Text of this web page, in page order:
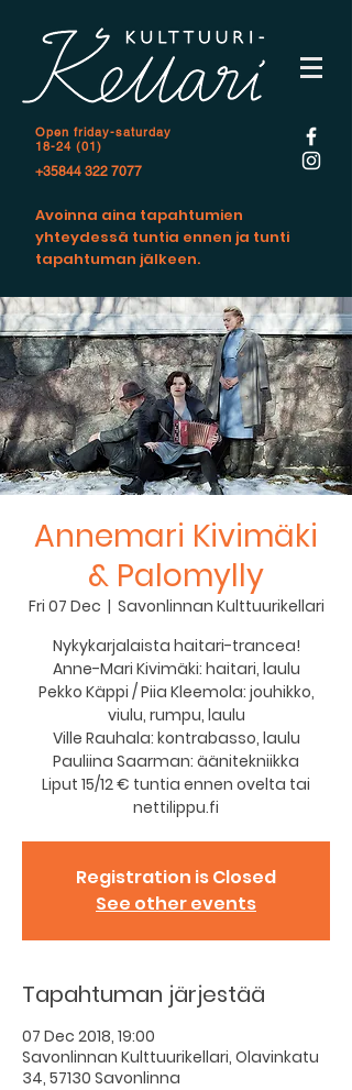
Open friday-saturday
18-24 (01)
+35844 322 7077
Avoinna aina tapahtumien
yhteydessä tuntia ennen ja tunti
tapahtuman jälkeen.
Annemari Kivimäki
& Palomylly
Fri 07 Dec
  |
Savonlinnan Kulttuurikellari
Nykykarjalaista haitari-trancea!
Anne-Mari Kivimäki: haitari, laulu
Pekko Käppi / Piia Kleemola: jouhikko,
viulu, rumpu, laulu
Ville Rauhala: kontrabasso, laulu
Pauliina Saarman: äänitekniikka
Liput 15/12 € tuntia ennen ovelta tai
nettilippu.fi
Registration is Closed
See other events
Tapahtuman järjestää
07 Dec 2018, 19:00
Savonlinnan Kulttuurikellari, Olavinkatu
34, 57130 Savonlinna